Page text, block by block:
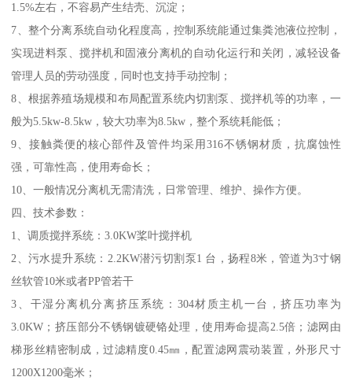
1.5%左右，不容易产生结壳、沉淀；
7、整个分离系统自动化程度高，控制系统能通过集粪池液位控制，
实现进料泵、搅拌机和固液分离机的自动化运行和关闭，减轻设备
管理人员的劳动强度，同时也支持手动控制；
8、根据养殖场规模和布局配置系统内切割泵、搅拌机等的功率，一
般为5.5kw-8.5kw，较大功率为8.5kw，整个系统耗能低；
9、接触粪便的核心部件及管件均采用316不锈钢材质，抗腐蚀性
强，可靠性高，使用寿命长；
10、一般情况分离机无需清洗，日常管理、维护、操作方便。
四、技术参数：
1、调质搅拌系统：3.0KW桨叶搅拌机
2、污水提升系统：2.2KW潜污切割泵1 台，扬程8米，管道为3寸钢
丝软管10米或者PP管若干
3、干湿分离机分离挤压系统：304材质主机一台，挤压功率为
3.0KW；挤压部分不锈钢镀硬铬处理，使用寿命提高2.5倍；滤网由
梯形丝精密制成，过滤精度0.45㎜，配置滤网震动装置，外形尺寸
1200X1200毫米；